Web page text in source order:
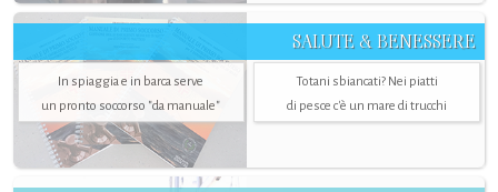
SALUTE & BENESSERE
In spiaggia e in barca serve
un pronto soccorso "da manuale"
Totani sbiancati? Nei piatti
di pesce c'è un mare di trucchi